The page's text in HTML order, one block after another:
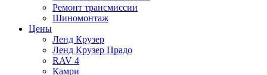
Ремонт трансмиссии
Шиномонтаж
Цены
Ленд Крузер
Ленд Крузер Прадо
RAV 4
Камри